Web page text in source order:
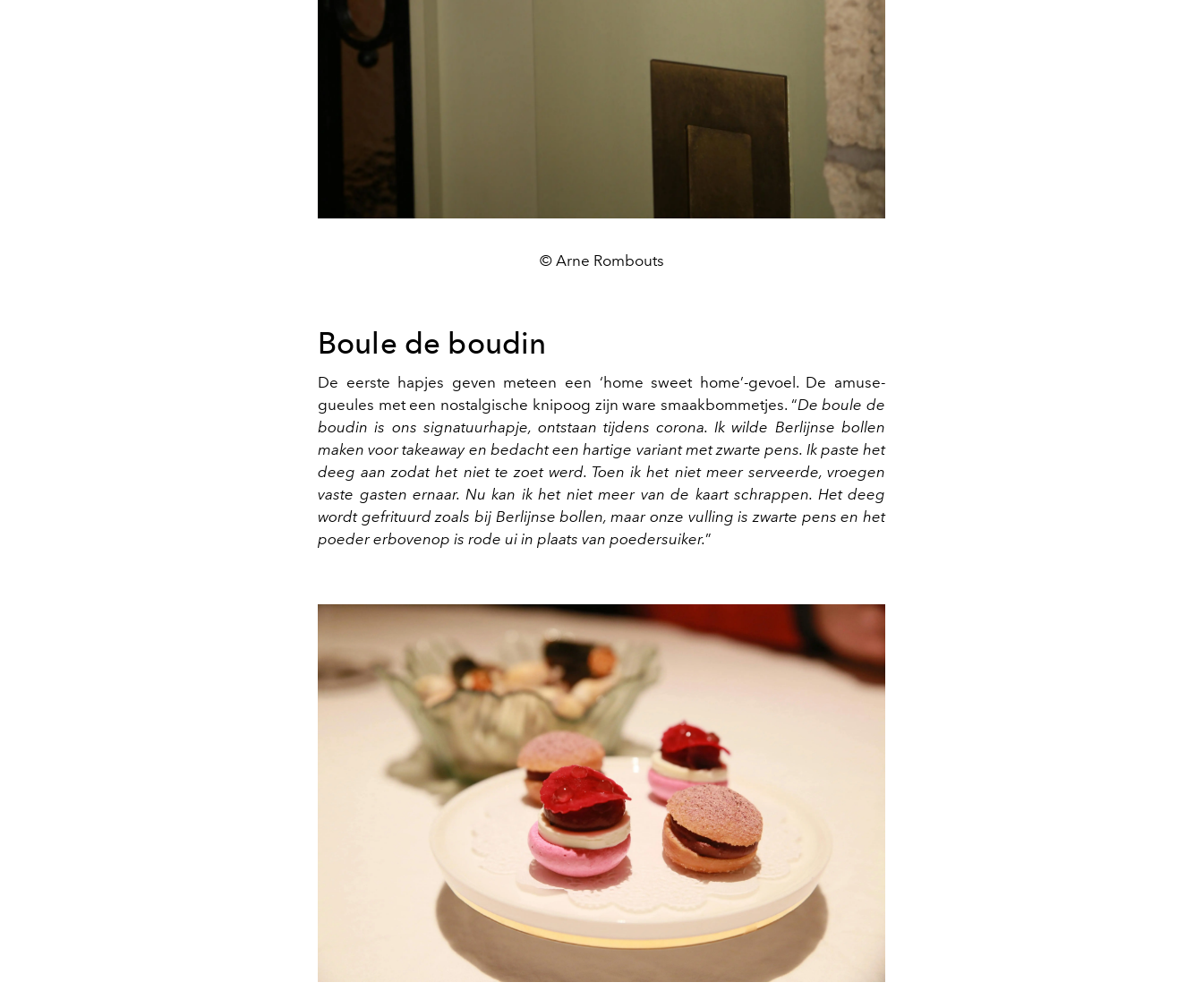
© Arne Rombouts
Boule de boudin
De eerste hapjes geven meteen een ‘home sweet home’-gevoel. De amuse-
gueules met een nostalgische knipoog zijn ware smaakbommetjes. “De boule de
boudin is ons signatuurhapje, ontstaan tijdens corona. Ik wilde Berlijnse bollen
maken voor takeaway en bedacht een hartige variant met zwarte pens. Ik paste het
deeg aan zodat het niet te zoet werd. Toen ik het niet meer serveerde, vroegen
vaste gasten ernaar. Nu kan ik het niet meer van de kaart schrappen. Het deeg
wordt gefrituurd zoals bij Berlijnse bollen, maar onze vulling is zwarte pens en het
poeder erbovenop is rode ui in plaats van poedersuiker.”